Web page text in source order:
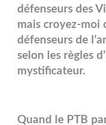
défenseurs des
mais croyez-moi
défenseurs de
selon les règles
mystificateur.
Quand le PTB